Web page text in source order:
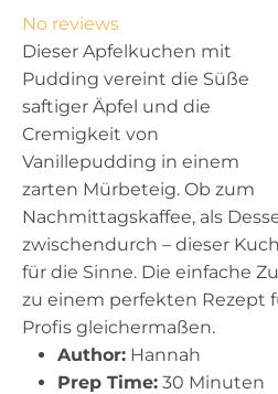
a
r
s
t
a
r
s
t
a
r
s
t
a
r
s
t
a
r
No reviews
Dieser Apfelkuchen mit
Pudding vereint die Süße
saftiger Äpfel und die
Cremigkeit von
Vanillepudding in einem
zarten Mürbeteig. Ob zum
Nachmittagskaffee, als
zwischendurch – dieser
für die Sinne. Die einfache
zu einem perfekten Rezept
Profis gleichermaßen.
Author: Hannah
Prep Time: 30 Minuten